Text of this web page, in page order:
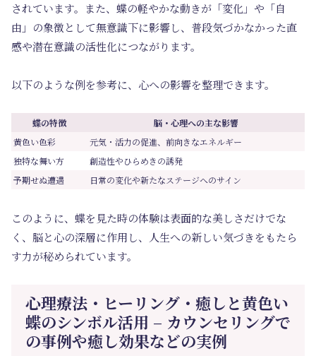
されています。また、蝶の軽やかな動きが「変化」や「自
由」の象徴として無意識下に影響し、普段気づかなかった直
感や潜在意識の活性化につながります。
以下のような例を参考に、心への影響を整理できます。
蝶の特徴
脳・心理への主な影響
黄色い色彩
元気・活力の促進、前向きなエネルギー
独特な舞い方
創造性やひらめきの誘発
予期せぬ遭遇
日常の変化や新たなステージへのサイン
このように、蝶を見た時の体験は表面的な美しさだけでな
く、脳と心の深層に作用し、人生への新しい気づきをもたら
す力が秘められています。
心理療法・ヒーリング・癒しと黄色い
蝶のシンボル活用 – カウンセリングで
の事例や癒し効果などの実例